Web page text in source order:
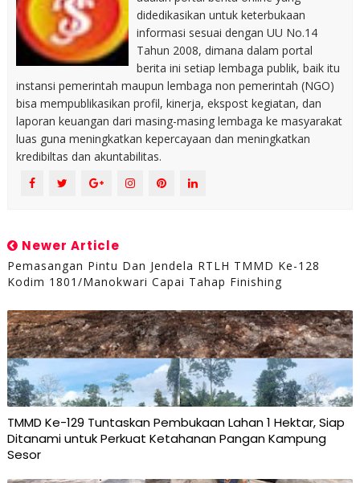
didedikasikan untuk keterbukaan
informasi sesuai dengan UU No.14
Tahun 2008, dimana dalam portal
berita ini setiap lembaga publik, baik itu
instansi pemerintah maupun lembaga non pemerintah (NGO)
bisa mempublikasikan profil, kinerja, ekspost kegiatan, dan
laporan keuangan dari masing-masing lembaga ke masyarakat
luas guna meningkatkan kepercayaan dan meningkatkan
kredibiltas dan akuntabilitas.
Newer Article
Pemasangan Pintu Dan Jendela RTLH TMMD Ke-128
Kodim 1801/Manokwari Capai Tahap Finishing
TMMD Ke-129 Tuntaskan Pembukaan Lahan 1 Hektar, Siap
Ditanami untuk Perkuat Ketahanan Pangan Kampung
Sesor